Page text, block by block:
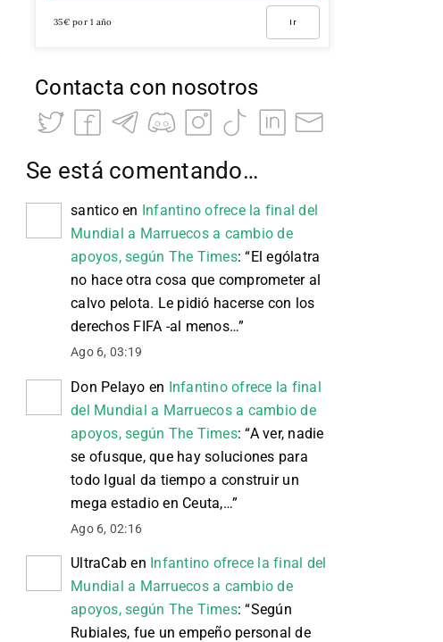
35€ por 1 año Ir
Contacta con nosotros
Se está comentando…
santicoen Infantino ofrece la final del
Mundial a Marruecos a cambio de
apoyos, según The Times: “El ególatra
no hace otra cosa que comprometer al
calvo pelota. Le pidió hacerse con los
derechos FIFA -al menos…”
Ago 6, 03:19
Don Pelayo en Infantino ofrece la final
del Mundial a Marruecos a cambio de
apoyos, según The Times: “A ver, nadie
se ofusque, que hay soluciones para
todo Igual da tiempo a construir un
mega estadio en Ceuta,…”
Ago 6, 02:16
UltraCab en Infantino ofrece la final del
Mundial a Marruecos a cambio de
apoyos, según The Times: “Según
Rubiales, fue un empeño personal de